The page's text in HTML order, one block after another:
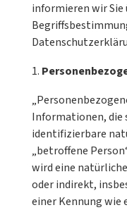
informieren wir
Informationen, die
identifizierbare
„betroffene
wird eine
oder indirekt,
einer Kennung wie